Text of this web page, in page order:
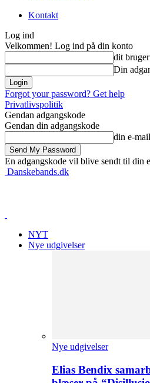
Kontakt
Log ind
Velkommen! Log ind på din konto
dit
Din
Forgot your password? Get help
Privatlivspolitik
Gendan adgangskode
Gendan din adgangskode
din e-mail
En adgangskode vil blive sendt til din
Danskebands.dk
NYT
Nye udgivelser
Nye udgivelser
Elias Bendix